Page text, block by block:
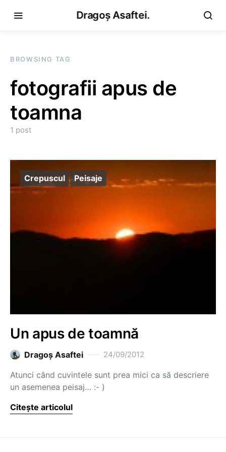
Dragoș Asaftei.
BROWSING TAG
fotografii apus de
toamna
1 post
Crepuscul Peisaje
Un apus de toamnă
Dragoş Asaftei 24/09/2012
Atunci când cuvintele sunt prea mici ca să descriere
un asemenea peisaj… :- )
Citește articolul